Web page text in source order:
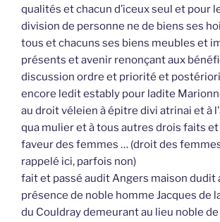
qualités et chacun d’iceux seul et pour
division de personne ne de biens ses
tous et chacuns ses biens meubles et
présents et avenir renonçant aux
discussion ordre et priorité et
encore ledit estably pour ladite
au droit véleien à épitre divi atrinai et à
qua mulier et à tous autres drois faits
faveur des femmes … (droit des
rappelé ici, parfois non)
fait et passé audit Angers maison dudit
présence de noble homme Jacques de
du Couldray demeurant au lieu noble